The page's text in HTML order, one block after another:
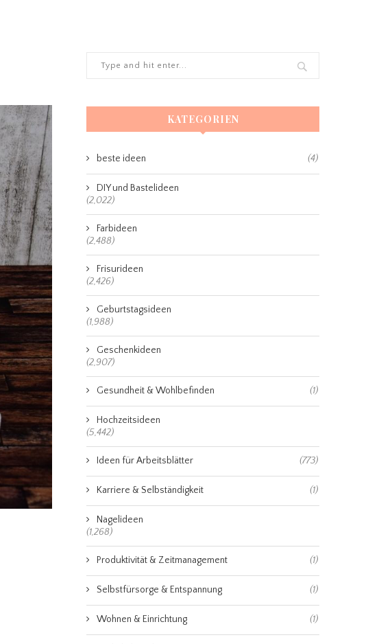
KATEGORIEN
beste ideen (4)
DIY und Bastelideen
(2,022)
Farbideen
(2,488)
Frisurideen
(2,426)
Geburtstagsideen
(1,988)
Geschenkideen
(2,907)
Gesundheit & Wohlbefinden (1)
Hochzeitsideen
(5,442)
Ideen für Arbeitsblätter (773)
Karriere & Selbständigkeit (1)
Nagelideen
(1,268)
Produktivität & Zeitmanagement (1)
Selbstfürsorge & Entspannung (1)
Wohnen & Einrichtung (1)